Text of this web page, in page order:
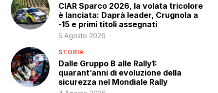
CIAR Sparco 2026, la volata tricolore
è lanciata: Daprà leader, Crugnola a
-15 e primi titoli assegnati
5 Agosto 2026
STORIA
Dalle Gruppo B alle Rally1:
quarant’anni di evoluzione della
sicurezza nel Mondiale Rally